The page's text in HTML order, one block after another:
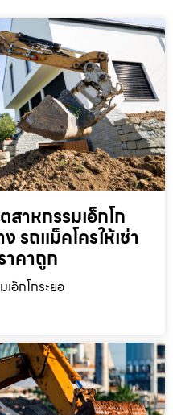
สาหกรรมเอ็กโก
รถแม็คโครให้เช่า
คาถูก
อ็กโกระยอ